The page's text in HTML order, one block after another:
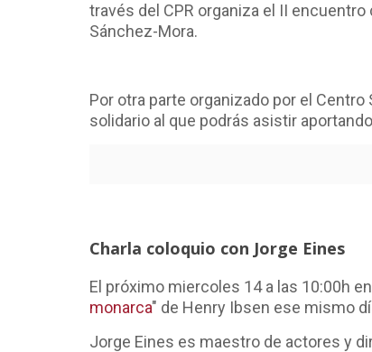
través del CPR organiza el II
Sánchez-Mora.
Por otra parte organizado por el
solidario al que podrás asistir
Charla coloquio con Jorge Eines
El próximo miercoles 14 a las 10:00h
monarca" de Henry Ibsen ese mismo
Jorge Eines es maestro de actores y